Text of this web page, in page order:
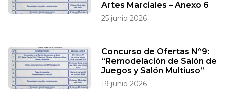
Artes Marciales – Anexo 6
25 junio 2026
Concurso de Ofertas N°9:
“Remodelación de Salón de
Juegos y Salón Multiuso”
19 junio 2026